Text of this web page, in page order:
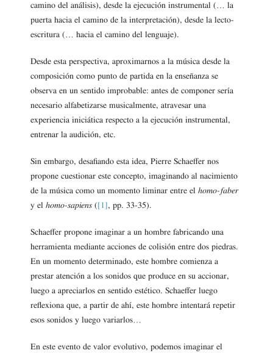
camino del análisis), desde la ejecución instrumental (… la
puerta hacia el camino de la interpretación), desde la lecto-
escritura (… hacia el camino del lenguaje).
Desde esta perspectiva, aproximarnos a la música desde la
composición como punto de partida en la enseñanza se
observa en un sentido improbable: antes de componer sería
necesario alfabetizarse musicalmente, atravesar una
experiencia iniciática respecto a la ejecución instrumental,
entrenar la audición, etc.
Sin embargo, desafiando esta idea, Pierre Schaeffer nos
propone cuestionar este concepto, imaginando al nacimiento
de la música como un momento liminar entre el homo-faber
y el homo-sapiens([1], pp. 33-35).
Schaeffer propone imaginar a un hombre fabricando una
herramienta mediante acciones de colisión entre dos piedras.
En un momento determinado, este hombre comienza a
prestar atención a los sonidos que produce en su accionar,
luego a apreciarlos en sentido estético. Schaeffer luego
reflexiona que, a partir de ahí, este hombre intentará repetir
esos sonidos y luego variarlos…
En este evento de valor evolutivo, podemos imaginar el